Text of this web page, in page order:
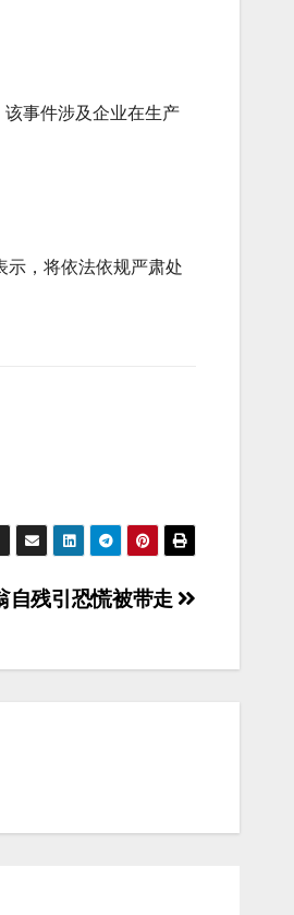
事件涉及企业在生产
示，将依法依规严肃处
自残引恐慌被带走